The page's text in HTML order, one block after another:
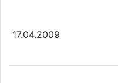
17.04.2009